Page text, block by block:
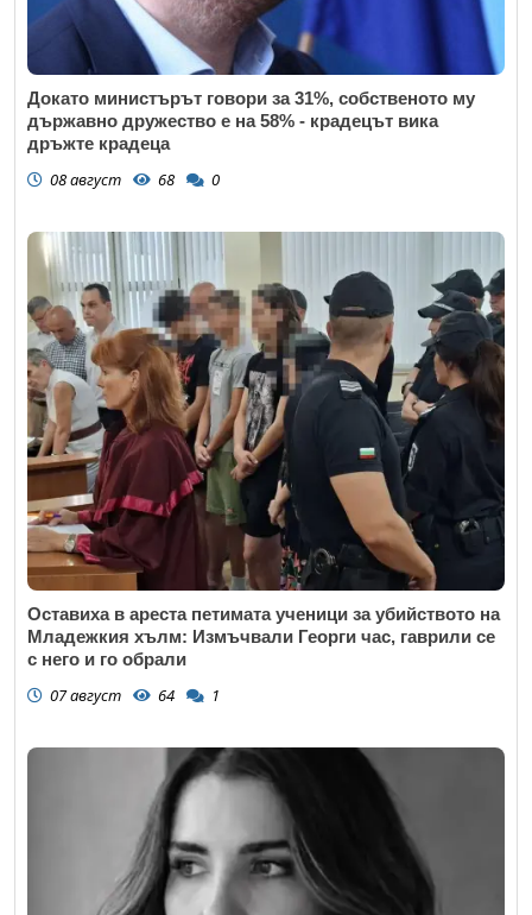
Докато министърът говори за 31%, собственото му
държавно дружество е на 58% - крадецът вика
дръжте крадеца
08 август 68 0
Оставиха в ареста петимата ученици за убийството на
Младежкия хълм: Измъчвали Георги час, гаврили се
с него и го обрали
07 август 64 1